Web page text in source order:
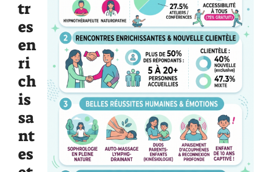
tr
es
en
ri
ch
is
sa
nt
es